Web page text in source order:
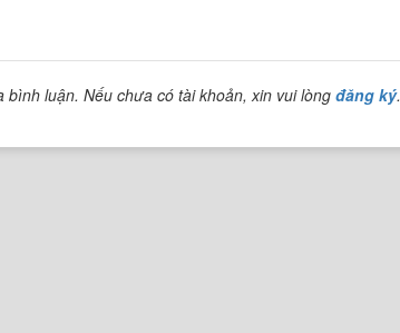
bình luận. Nếu chưa có tài khoản, xin vui lòngđăng ký.